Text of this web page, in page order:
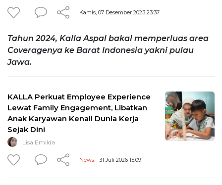
Kamis, 07 Desember 2023 23:37
Tahun 2024, Kalla Aspal bakal memperluas area
Coveragenya ke Barat Indonesia yakni pulau
Jawa.
KALLA Perkuat Employee Experience
Lewat Family Engagement, Libatkan
Anak Karyawan Kenali Dunia Kerja
Sejak Dini
Lisa Emilda
News - 31 Juli 2026 15:09